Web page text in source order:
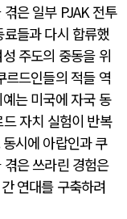
겪은 일부 PJAK 전투
들과 다시 합류했
주도의 중동을 위
르드인들의 적들 역
는 미국에 자국 동
자치 실험이 반복
동시에 아랍인과 쿠
은 쓰라린 경험은
연대를 구축하려